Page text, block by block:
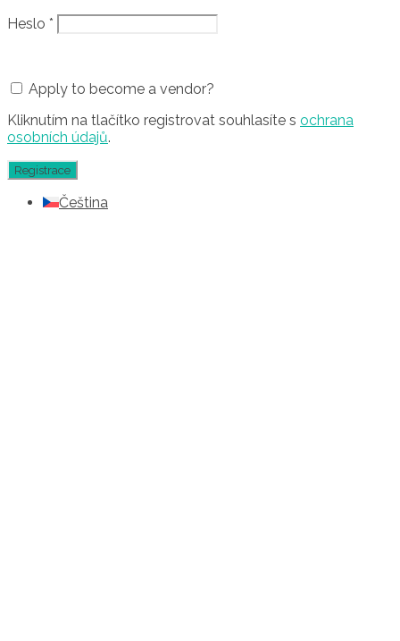
Heslo *
Apply to become a vendor?
Kliknutím na tlačítko registrovat souhlasíte s ochrana
osobních údajů.
Čeština